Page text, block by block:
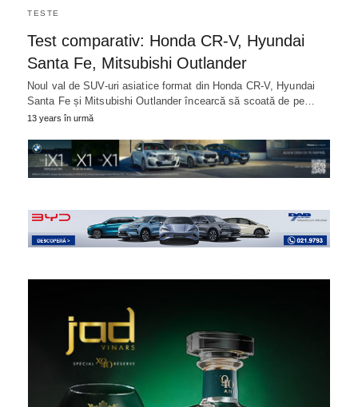
TESTE
Test comparativ: Honda CR-V, Hyundai
Santa Fe, Mitsubishi Outlander
Noul val de SUV-uri asiatice format din Honda CR-V, Hyundai
Santa Fe și Mitsubishi Outlander încearcă să scoată de pe…
13 years în urmă